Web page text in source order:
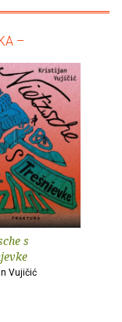
–
s
Vujičić